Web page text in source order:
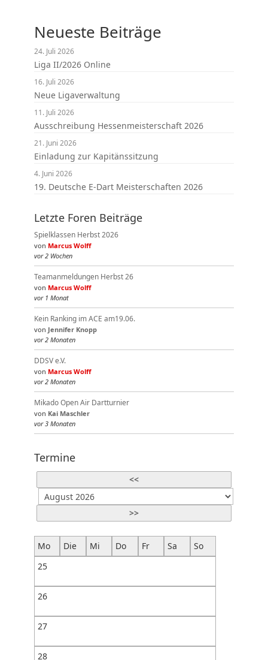
Neueste Beiträge
Liga II/2026 Online
24. Juli 2026
Neue Ligaverwaltung
16. Juli 2026
Ausschreibung Hessenmeisterschaft 2026
11. Juli 2026
Einladung zur Kapitänssitzung
21. Juni 2026
19. Deutsche E-Dart Meisterschaften 2026
4. Juni 2026
Letzte Foren Beiträge
Spielklassen Herbst 2026
von Marcus Wolff
vor 2 Wochen
Teamanmeldungen Herbst 26
von Marcus Wolff
vor 1 Monat
Kein Ranking im ACE am19.06.
von Jennifer Knopp
vor 2 Monaten
DDSV e.V.
von Marcus Wolff
vor 2 Monaten
Mikado Open Air Dartturnier
von Kai Maschler
vor 3 Monaten
Termine
<<
>>
Mo Die Mi Do Fr Sa
So
25
26
27
28